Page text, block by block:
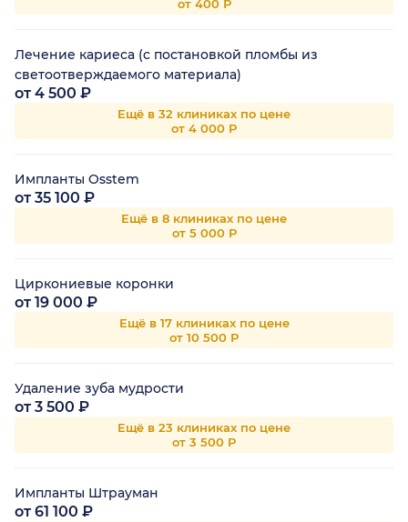
от 400 Р
Лечение кариеса (с постановкой пломбы из
светоотверждаемого материала)
от 4 500 ₽
Ещё в 32 клиниках по цене
от 4 000 Р
Импланты Osstem
от 35 100 ₽
Ещё в 8 клиниках по цене
от 5 000 Р
Циркониевые коронки
от 19 000 ₽
Ещё в 17 клиниках по цене
от 10 500 Р
Удаление зуба мудрости
от 3 500 ₽
Ещё в 23 клиниках по цене
от 3 500 Р
Импланты Штрауман
от 61 100 ₽